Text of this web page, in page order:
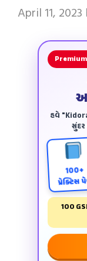
April 11, 2023
હવે
સુંદર
100+
પ્રેક્ટિસ
100